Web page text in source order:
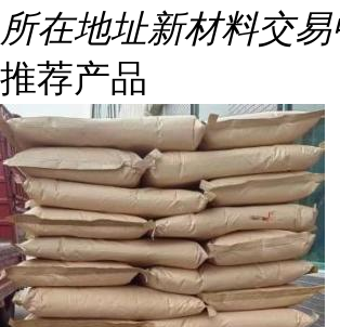
所在地址新材料交
推荐产品